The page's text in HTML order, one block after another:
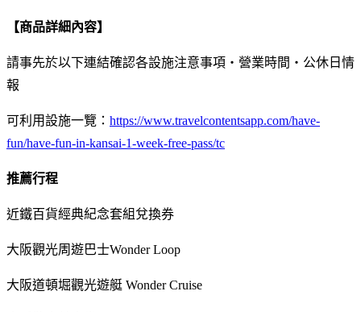
【商品詳細內容】
請事先於以下連結確認各設施注意事項・營業時間・公休日情
報
可利用設施一覽： https://www.travelcontentsapp.com/have-
fun/have-fun-in-kansai-1-week-free-pass/tc
推薦行程
近鐵百貨經典紀念套組兌換券
大阪觀光周遊巴士Wonder Loop
大阪道頓堀觀光遊艇 Wonder Cruise